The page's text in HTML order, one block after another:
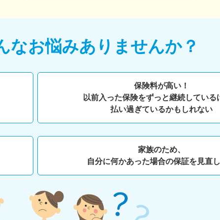
なお悩みありませんか？
保険料が高い！
以前入った保険をずっと継続している
払い過ぎているかもしれない
家族のため、
自分に何かあった場合の保証を見直